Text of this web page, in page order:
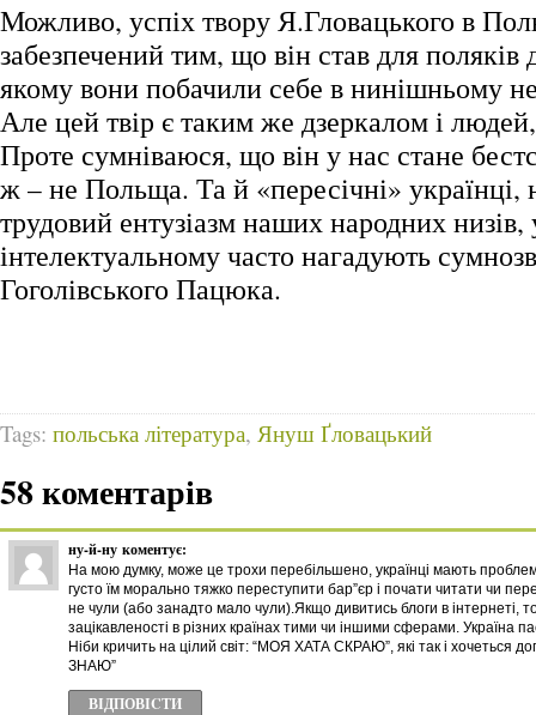
Можливо, успіх твору Я.Гловацького в
забезпечений тим, що він став для поляків
якому вони побачили себе в нинішньому
Але цей твір є таким же дзеркалом і
Проте сумніваюся, що він у нас стане
ж – не Польща. Та й «пересічні»
трудовий ентузіазм наших народних низів,
інтелектуальному часто нагадують
Гоголівського Пацюка.
Tags: польська література, Януш Ґловацький
58 коментарів
ну-й-ну коментує:
На мою думку, може це трохи перебільшено, українці мають
густо їм морально тяжко переступити бар”єр і почати читати чи
не чули (або занадто мало чули).Якщо дивитись блоги в інтернеті,
зацікавленості в різних країнах тими чи іншими сферами. Україна
Ніби кричить на цілий світ: “МОЯ ХАТА СКРАЮ”, які так і хочеться
ЗНАЮ”
ВІДПОВІCТИ